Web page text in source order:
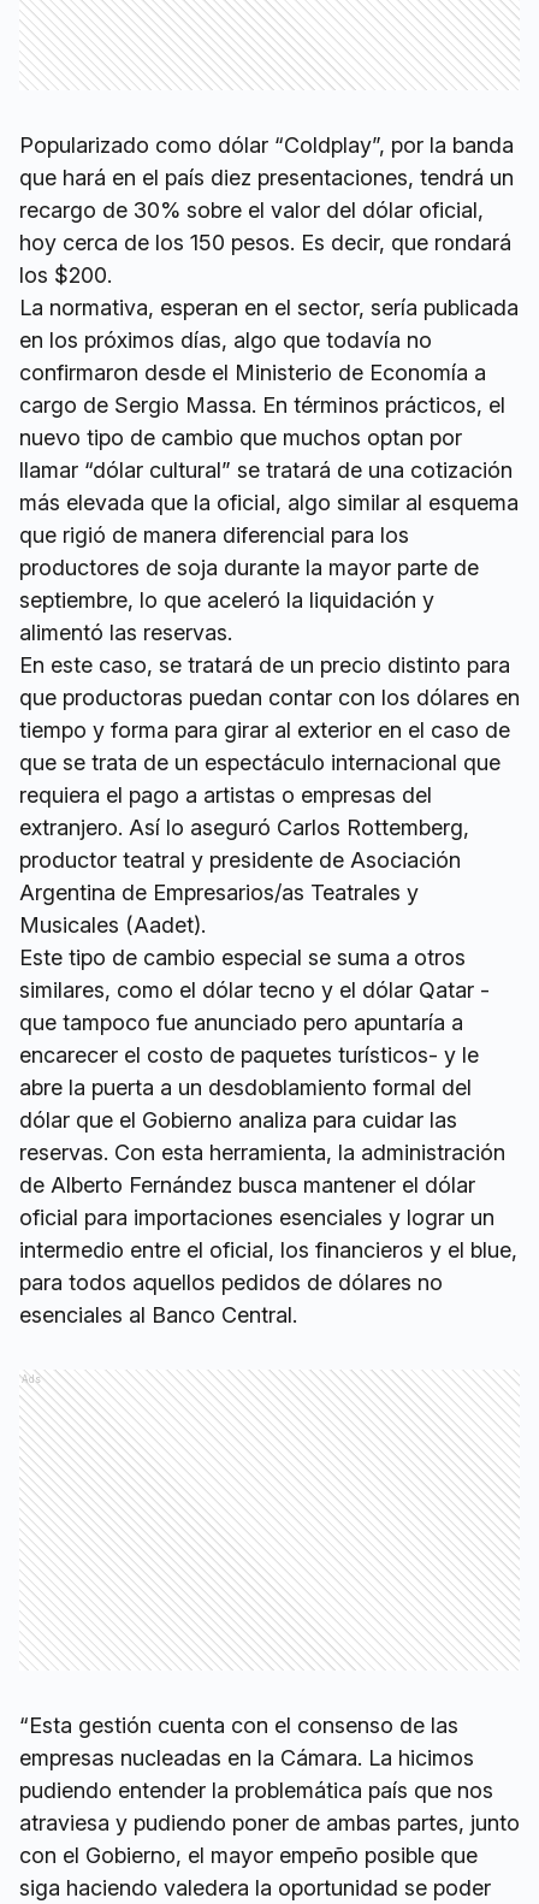
Popularizado como dólar “Coldplay”, por la banda
que hará en el país diez presentaciones, tendrá un
recargo de 30% sobre el valor del dólar oficial,
hoy cerca de los 150 pesos. Es decir, que rondará
los $200.
La normativa, esperan en el sector, sería publicada
en los próximos días, algo que todavía no
confirmaron desde el Ministerio de Economía a
cargo de Sergio Massa. En términos prácticos, el
nuevo tipo de cambio que muchos optan por
llamar “dólar cultural” se tratará de una cotización
más elevada que la oficial, algo similar al esquema
que rigió de manera diferencial para los
productores de soja durante la mayor parte de
septiembre, lo que aceleró la liquidación y
alimentó las reservas.
En este caso, se tratará de un precio distinto para
que productoras puedan contar con los dólares en
tiempo y forma para girar al exterior en el caso de
que se trata de un espectáculo internacional que
requiera el pago a artistas o empresas del
extranjero. Así lo aseguró Carlos Rottemberg,
productor teatral y presidente de Asociación
Argentina de Empresarios/as Teatrales y
Musicales (Aadet).
Este tipo de cambio especial se suma a otros
similares, como el dólar tecno y el dólar Qatar -
que tampoco fue anunciado pero apuntaría a
encarecer el costo de paquetes turísticos- y le
abre la puerta a un desdoblamiento formal del
dólar que el Gobierno analiza para cuidar las
reservas. Con esta herramienta, la administración
de Alberto Fernández busca mantener el dólar
oficial para importaciones esenciales y lograr un
intermedio entre el oficial, los financieros y el blue,
para todos aquellos pedidos de dólares no
esenciales al Banco Central.
Ads
“Esta gestión cuenta con el consenso de las
empresas nucleadas en la Cámara. La hicimos
pudiendo entender la problemática país que nos
atraviesa y pudiendo poner de ambas partes, junto
con el Gobierno, el mayor empeño posible que
siga haciendo valedera la oportunidad se poder